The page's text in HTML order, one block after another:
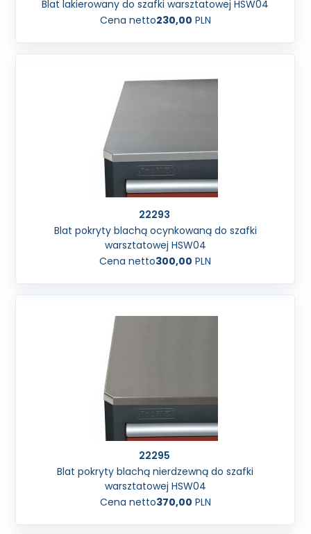
Blat lakierowany do szafki warsztatowej HSW04
Cena netto230,00 PLN
22293
Blat pokryty blachą ocynkowaną do szafki
warsztatowej HSW04
Cena netto300,00 PLN
22295
Blat pokryty blachą nierdzewną do szafki
warsztatowej HSW04
Cena netto370,00 PLN